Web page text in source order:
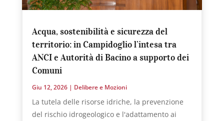
Acqua, sostenibilità e sicurezza del
territorio: in Campidoglio l’intesa tra
ANCI e Autorità di Bacino a supporto dei
Comuni
Giu 12, 2026| Delibere e Mozioni
La tutela delle risorse idriche, la prevenzione
del rischio idrogeologico e l'adattamento ai